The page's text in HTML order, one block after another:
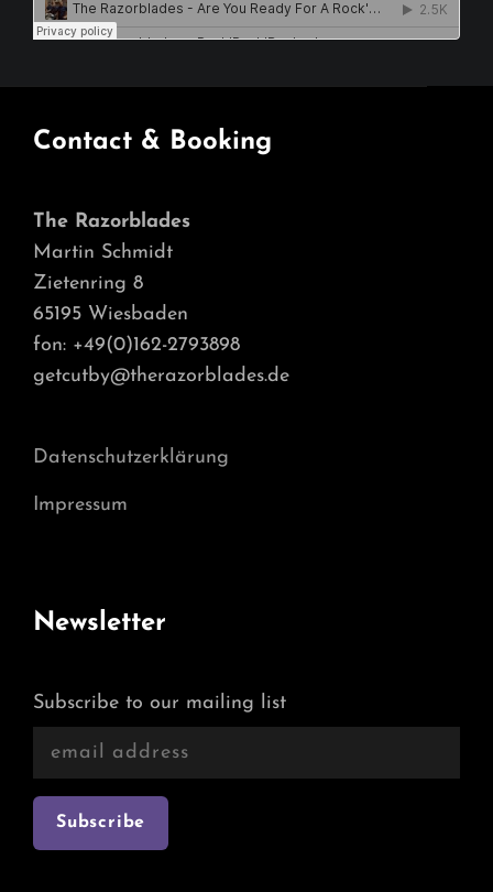
Contact & Booking
The Razorblades
Martin Schmidt
Zietenring 8
65195 Wiesbaden
fon: +49(0)162-2793898
getcutby@therazorblades.de
Datenschutzerklärung
Impressum
Newsletter
Subscribe to our mailing list